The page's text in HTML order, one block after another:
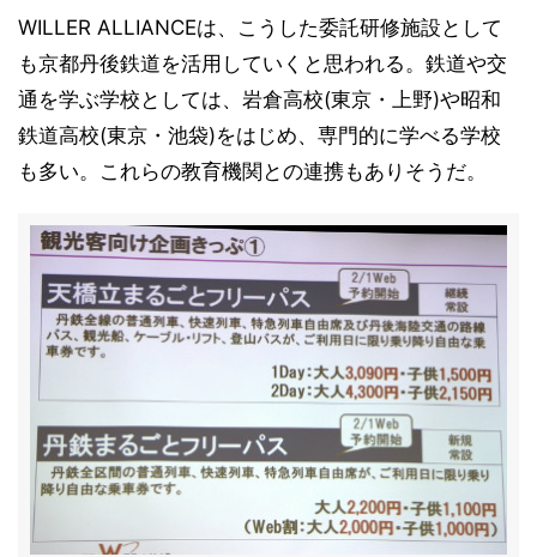
WILLER ALLIANCEは、こうした委託研修施設として
も京都丹後鉄道を活用していくと思われる。鉄道や交
通を学ぶ学校としては、岩倉高校(東京・上野)や昭和
鉄道高校(東京・池袋)をはじめ、専門的に学べる学校
も多い。これらの教育機関との連携もありそうだ。